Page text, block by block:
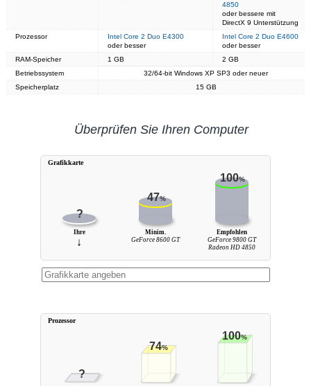
4850
oder bessere mit
DirectX 9 Unterstützung
Prozessor
Intel Core 2 Duo E4300
oder besser
Intel Core 2 Duo E4600
oder besser
RAM-Speicher
1 GB
2 GB
Betriebssystem
32/64-bit Windows XP SP3 oder neuer
Speicherplatz
15 GB
Überprüfen Sie Ihren Computer
?
47%
100%
Ihre
↓
Minim.
GeForce 8600 GT
Empfohlen
GeForce 9800 GT
Radeon HD 4850
Grafikkarte
?
74%
100%
Prozessor